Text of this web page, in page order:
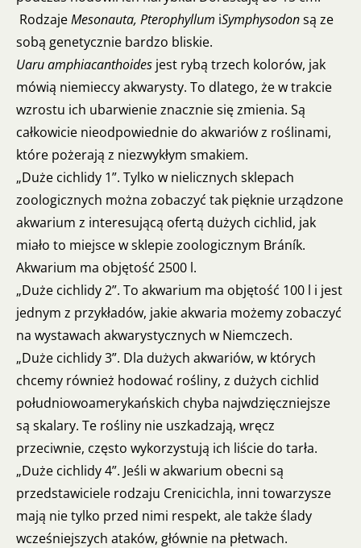
RodzajeMesonauta, Pterophyllum iSymphysodonsą ze
sobą genetycznie bardzo bliskie.
Uaru amphiacanthoides jest rybą trzech kolorów, jak
mówią niemieccy akwarysty. To dlatego, że w trakcie
wzrostu ich ubarwienie znacznie się zmienia. Są
całkowicie nieodpowiednie do akwariów z roślinami,
które pożerają z niezwykłym smakiem.
„Duże cichlidy 1”. Tylko w nielicznych sklepach
zoologicznych można zobaczyć tak pięknie urządzone
akwarium z interesującą ofertą dużych cichlid, jak
miało to miejsce w sklepie zoologicznym Bráník.
Akwarium ma objętość 2500 l.
„Duże cichlidy 2”. To akwarium ma objętość 100 l i jest
jednym z przykładów, jakie akwaria możemy zobaczyć
na wystawach akwarystycznych w Niemczech.
„Duże cichlidy 3”. Dla dużych akwariów, w których
chcemy również hodować rośliny, z dużych cichlid
południowoamerykańskich chyba najwdzięczniejsze
są skalary. Te rośliny nie uszkadzają, wręcz
przeciwnie, często wykorzystują ich liście do tarła.
„Duże cichlidy 4”. Jeśli w akwarium obecni są
przedstawiciele rodzaju Crenicichla, inni towarzysze
mają nie tylko przed nimi respekt, ale także ślady
wcześniejszych ataków, głównie na płetwach.